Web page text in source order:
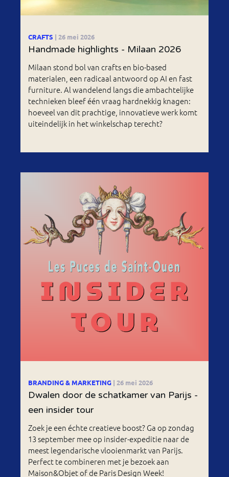
CRAFTS | 26 mei 2026
Handmade highlights - Milaan 2026
Milaan stond bol van crafts en bio-based
materialen, een radicaal antwoord op AI en fast
furniture. Al wandelend langs die ambachtelijke
technieken bleef één vraag hardnekkig knagen:
hoeveel van dit prachtige, innovatieve werk komt
uiteindelijk in het winkelschap terecht?
BRANDING & MARKETING | 26 mei 2026
Dwalen door de schatkamer van Parijs -
een insider tour
Zoek je een échte creatieve boost? Ga op zondag
13 september mee op insider-expeditie naar de
meest legendarische vlooienmarkt van Parijs.
Perfect te combineren met je bezoek aan
Maison&Objet of de Paris Design Week!